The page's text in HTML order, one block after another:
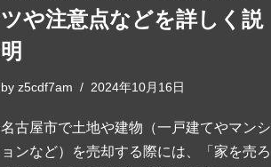
ツや注意点などを詳しく説
明
by z5cdf7am 2024年10月16日
名古屋市で土地や建物（一戸建てやマンシ
ョンなど）を売却する際には、「家を売ろ